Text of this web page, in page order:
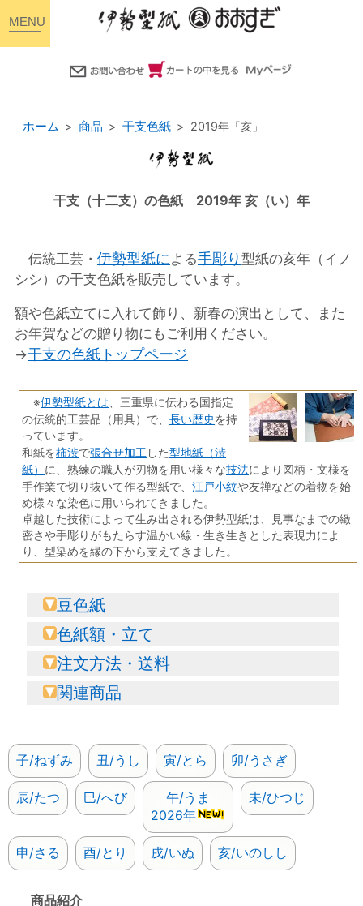
ホーム 商品 干支色紙 2019年「亥」
干支（十二支）の色紙 2019年 亥（い）年
伝統工芸・ 伊勢型紙に よる手彫り 型紙の亥年（イノ
シシ）の干支色紙を販売しています。
額や色紙立てに入れて飾り、新春の演出として、また
お年賀などの贈り物にもご利用ください。
→干支の色紙トップページ
※伊勢型紙とは 、三重県に伝わる国指定
の伝統的工芸品（用具）で、 長い歴史を持
っています。
和紙を柿渋で張合せ加工 した型地紙（渋
紙） に、熟練の職人が刃物を用い様々な技法により図柄・文様を
手作業で切り抜いて作る型紙で、 江戸小紋や友禅などの着物を始
め様々な染色に用いられてきました。
卓越した技術によって生み出される伊勢型紙は、見事なまでの緻
密さや手彫りがもたらす温かい線・生き生きとした表現力によ
り、型染めを縁の下から支えてきました。
豆色紙
色紙額・立て
注文方法・送料
関連商品
子/ねずみ 丑/うし 寅/とら 卯/うさぎ
辰/たつ 巳/へび
午/うま
2026年
未/ひつじ
申/さる 酉/とり 戌/いぬ 亥/いのしし
商品紹介
toggle
navigation